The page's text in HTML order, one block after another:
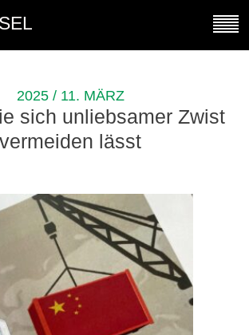
2025 / 11. MÄRZ
sich unliebsamer Zwist
vermeiden lässt